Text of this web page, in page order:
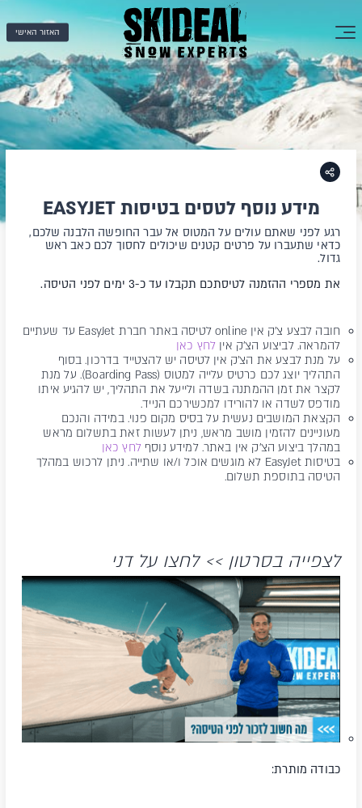
האזור האישי
מידע נוסף לטסים בטיסות EASYJET
רגע לפני שאתם עולים על המטוס אל עבר החופשה הלבנה שלכם,
כדאי שתעברו על פרטים קטנים שיכולים לחסוך לכם כאב ראש
גדול.
את מספרי ההזמנה לטיסתכם תקבלו עד כ-3 ימים לפני הטיסה.
חובה לבצע צ'ק אין online לטיסה באתר חברת EasyJet עד שעתיים
להמראה. לביצוע הצ'ק אין לחץ כאן
על מנת לבצע את הצ'ק אין לטיסה יש להצטייד בדרכון. בסוף
התהליך יוצג לכם כרטיס עלייה למטוס (Boarding Pass). על מנת
לקצר את זמן ההמתנה בשדה ולייעל את התהליך, יש להגיע איתו
מודפס לשדה או להורידו למכשירכם הנייד.
הקצאת המושבים נעשית על בסיס מקום פנוי. במידה והנכם
מעוניינים להזמין מושב מראש, ניתן לעשות זאת בתשלום מראש
במהלך ביצוע הצ'ק אין באתר. למידע נוסףלחץ כאן
בטיסות EasyJet לא מוגשים אוכל ו/או שתייה. ניתן לרכוש במהלך
הטיסה בתוספת תשלום.
לצפייה בסרטון >> לחצו על דני
כבודה מותרת: